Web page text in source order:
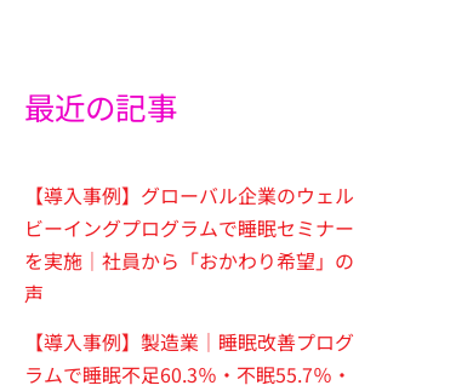
最近の記事
【導入事例】グローバル企業のウェル
ビーイングプログラムで睡眠セミナー
を実施｜社員から「おかわり希望」の
声
【導入事例】製造業｜睡眠改善プログ
ラムで睡眠不足60.3％・不眠55.7％・